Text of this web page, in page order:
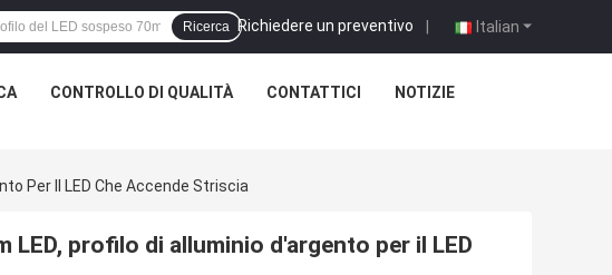
Italian
Richiedere un preventivo |
Ricerca
CONTROLLO DI QUALITÀ CONTATTICI NOTIZIE
Per Il LED Che Accende Striscia
LED, profilo di alluminio d'argento per il LED